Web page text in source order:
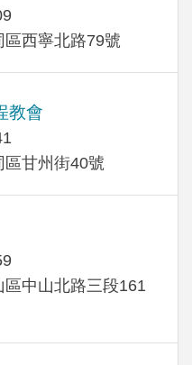
西寧北路79號
教會
甘州街40號
中山北路三段161